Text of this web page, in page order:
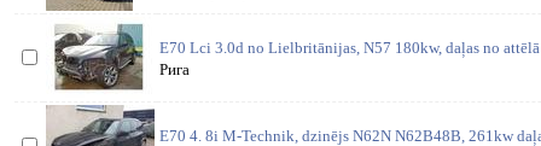
E70 Lci 3.0d no Lielbritānijas, N57 180kw, daļas no attēlā
Рига
E70 4. 8i M-Technik, dzinējs N62N N62B48B, 261kw